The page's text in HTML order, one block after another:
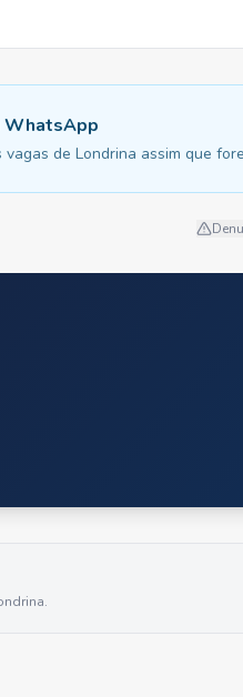
WhatsApp
de Londrina assim que
.